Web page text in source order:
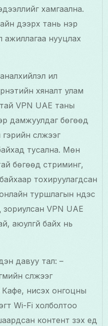
хамгаална.
дээрх тань нэр
ажиллагаа нууцлах
илүү
хяналт улам
VPN UAE таны
дамжуулдаг бөгөөд
сүлжээг
тусална. Мөн
бөгөөд стриминг,
тохируулагдсан
туршлагын үндэс
VPN UAE
аюулгүй байх нь
давуу тал: –
сүлжээг
Кафе, нисэх онгоцны
Wi-Fi холболтоо
контент үзэх үед